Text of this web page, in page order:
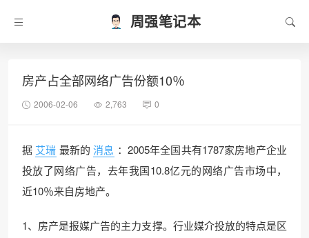
周强笔记本
房产占全部网络广告份额10％
2006-02-06 2,763 0
据 艾瑞 最新的 消息 ：2005年全国共有1787家房地产企业
投放了网络广告，去年我国10.8亿元的网络广告市场中，
近10％来自房地产。
1、房产是报媒广告的主力支撑。行业媒介投放的特点是区